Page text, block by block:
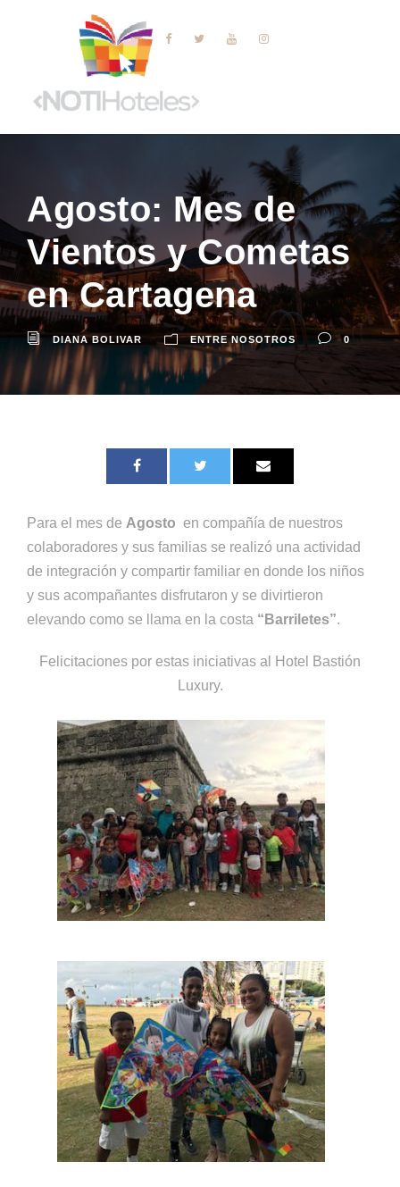
Agosto: Mes de
Vientos y Cometas
en Cartagena
DIANA BOLIVAR ENTRE NOSOTROS 0
Para el mes de Agosto en compañía de nuestros
colaboradores y sus familias se realizó una actividad
de integración y compartir familiar en donde los niños
y sus acompañantes disfrutaron y se divirtieron
elevando como se llama en la costa “Barriletes”.
Felicitaciones por estas iniciativas al Hotel Bastión
Luxury.